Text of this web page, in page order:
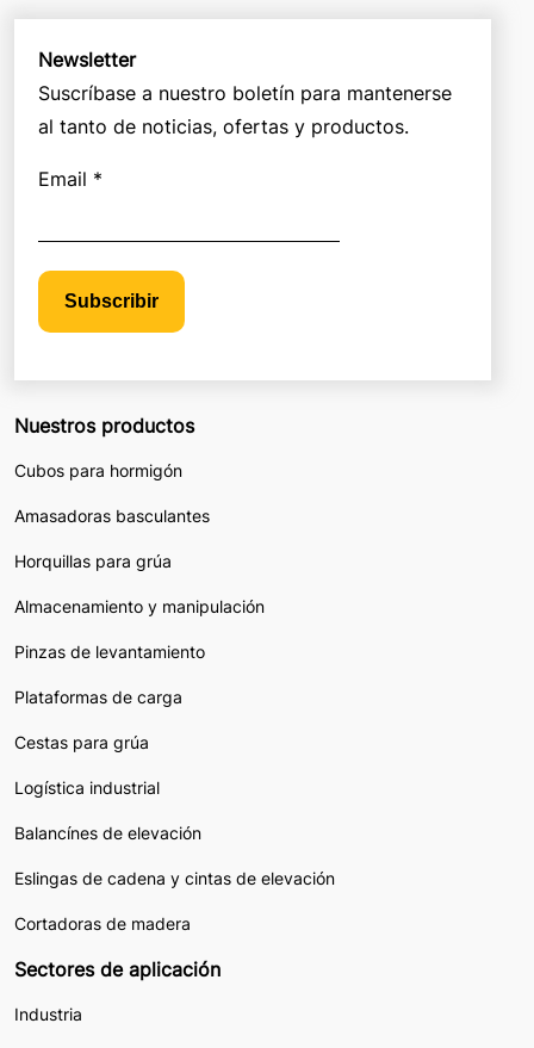
Newsletter
Suscríbase a nuestro boletín para mantenerse
al tanto de noticias, ofertas y productos.
Email *
Subscribir
Nuestros productos
Cubos para hormigón
Amasadoras basculantes
Horquillas para grúa
Almacenamiento y manipulación
Pinzas de levantamiento
Plataformas de carga
Cestas para grúa
Logística industrial
Balancínes de elevación
Eslingas de cadena y cintas de elevación
Cortadoras de madera
Sectores de aplicación
Industria